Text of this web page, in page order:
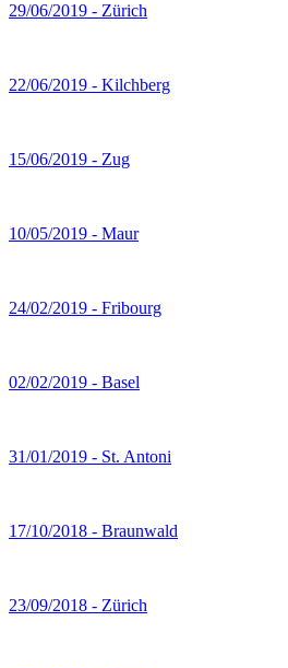
29/06/2019 - Zürich
22/06/2019 - Kilchberg
15/06/2019 - Zug
10/05/2019 - Maur
24/02/2019 - Fribourg
02/02/2019 - Basel
31/01/2019 - St. Antoni
17/10/2018 - Braunwald
23/09/2018 - Zürich